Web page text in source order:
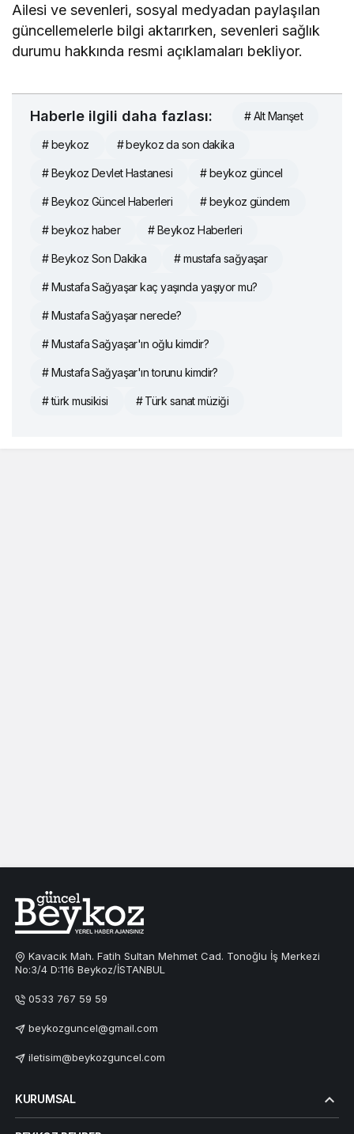
Ailesi ve sevenleri, sosyal medyadan paylaşılan
güncellemelerle bilgi aktarırken, sevenleri sağlık
durumu hakkında resmi açıklamaları bekliyor.
Haberle ilgili daha fazlası: # Alt Manşet
# beykoz # beykoz da son dakika
# Beykoz Devlet Hastanesi # beykoz güncel
# Beykoz Güncel Haberleri # beykoz gündem
# beykoz haber # Beykoz Haberleri
# Beykoz Son Dakika # mustafa sağyaşar
# Mustafa Sağyaşar kaç yaşında yaşıyor mu?
# Mustafa Sağyaşar nerede?
# Mustafa Sağyaşar'ın oğlu kimdir?
# Mustafa Sağyaşar'ın torunu kimdir?
# türk musikisi # Türk sanat müziği
Kavacık Mah. Fatih Sultan Mehmet Cad. Tonoğlu İş Merkezi
No:3/4 D:116 Beykoz/İSTANBUL
0533 767 59 59
beykozguncel@gmail.com
iletisim@beykozguncel.com
KURUMSAL